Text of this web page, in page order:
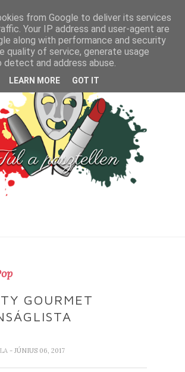
GOURMET
- JÚNIUS 06, 2017
from Google to deliver its services
Your IP address and user-agent are
along with performance and security
quality of service, generate usage
and address abuse.
LEARN MORE GOT IT